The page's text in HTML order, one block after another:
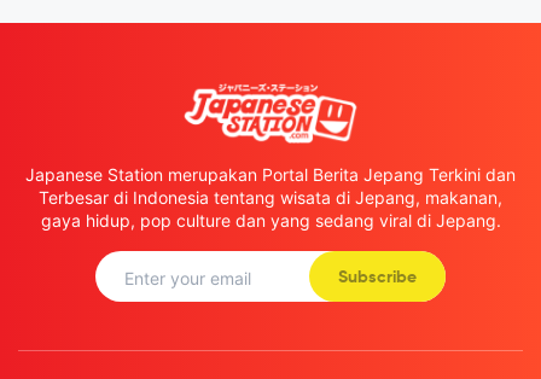
Japanese Station merupakan Portal Berita Jepang Terkini dan
Terbesar di Indonesia tentang wisata di Jepang, makanan,
gaya hidup, pop culture dan yang sedang viral di Jepang.
Subscribe